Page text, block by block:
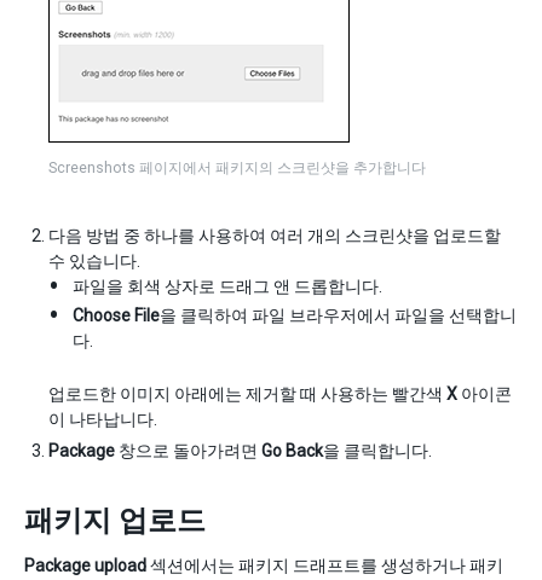
Screenshots 페이지에서 패키지의 스크린샷을 추가합니다
다음 방법 중 하나를 사용하여 여러 개의 스크린샷을 업로드할
수 있습니다.
파일을 회색 상자로 드래그 앤 드롭합니다.
Choose File을 클릭하여 파일 브라우저에서 파일을 선택합니
다.
업로드한 이미지 아래에는 제거할 때 사용하는 빨간색 X 아이콘
이 나타납니다.
Package 창으로 돌아가려면 Go Back을 클릭합니다.
패키지 업로드
Package upload섹션에서는 패키지 드래프트를 생성하거나 패키